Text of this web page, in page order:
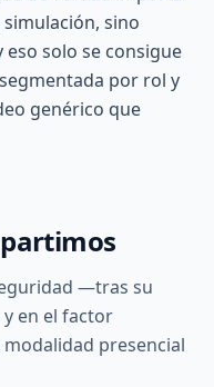
sino
solo se consigue
por rol y
genérico que
—tras su
en el factor
presencial